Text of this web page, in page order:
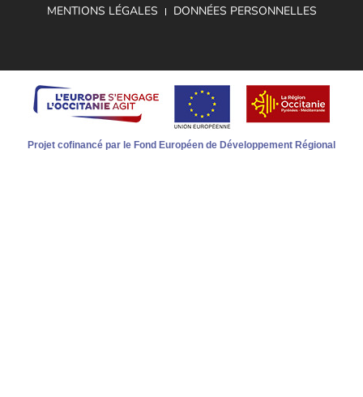
MENTIONS LÉGALES
DONNÉES PERSONNELLES
Projet cofinancé par le Fond Européen de Développement Régional